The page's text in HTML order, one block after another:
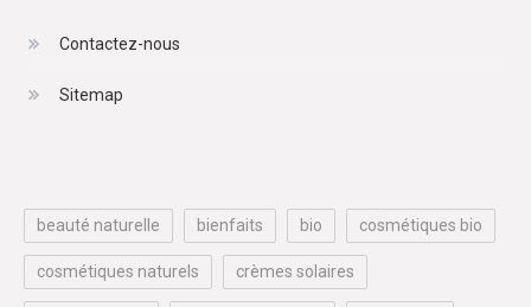
Contactez-nous
Sitemap
beauté naturelle bienfaits bio cosmétiques bio
cosmétiques naturels crèmes solaires